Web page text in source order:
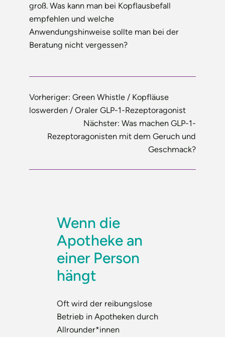
groß. Was kann man bei Kopflausbefall
empfehlen und welche
Anwendungshinweise sollte man bei der
Beratung nicht vergessen?
Vorheriger: Green Whistle / Kopfläuse
loswerden / Oraler GLP-1-Rezeptoragonist
Nächster: Was machen GLP-1-
Rezeptoragonisten mit dem Geruch und
Geschmack?
Wenn die
Apotheke an
einer Person
hängt
Oft wird der reibungslose
Betrieb in Apotheken durch
Allrounder*innen